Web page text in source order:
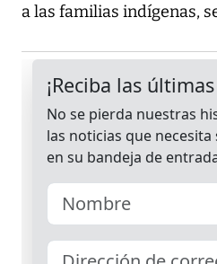
a las familias indígenas,